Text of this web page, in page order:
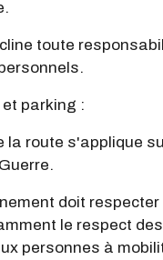
toute
parking :
la route s'applique
doit
le respect
personnes à